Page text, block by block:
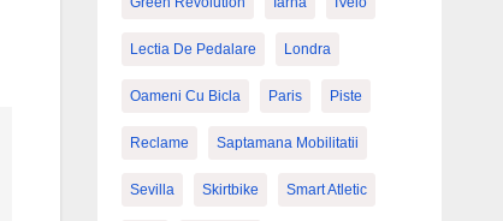
Lectia De Pedalare Londra
Oameni Cu Bicla Paris Piste
Reclame Saptamana Mobilitatii
Sevilla Skirtbike Smart Atletic